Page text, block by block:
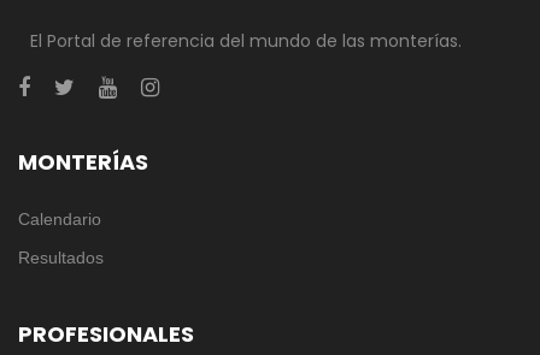
El Portal de referencia del mundo de las monterías.
MONTERÍAS
Calendario
Resultados
PROFESIONALES